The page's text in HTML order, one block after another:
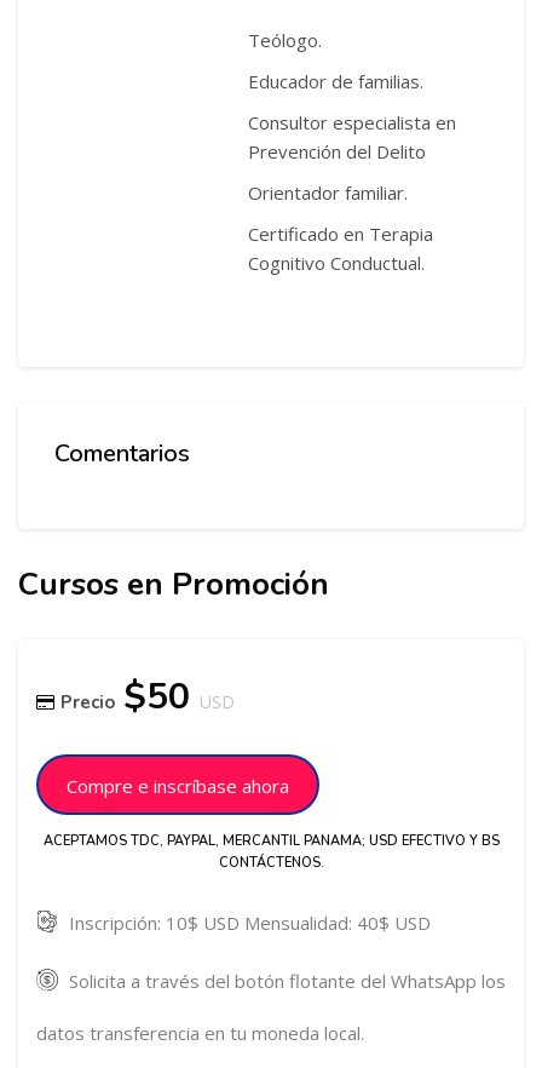
Teólogo.
Educador de familias.
Consultor especialista en
Prevención del Delito
Orientador familiar.
Certificado en Terapia
Cognitivo Conductual.
Salta Comentarios
Comentarios
Salta [Cocoon] Related courses
Cursos en Promoción
Precio $50 USD
Compre e inscríbase ahora
ACEPTAMOS TDC, PAYPAL, MERCANTIL PANAMA; USD EFECTIVO Y BS
CONTÁCTENOS.
Inscripción: 10$ USD Mensualidad: 40$ USD
Solicita a través del botón flotante del WhatsApp los
datos transferencia en tu moneda local.